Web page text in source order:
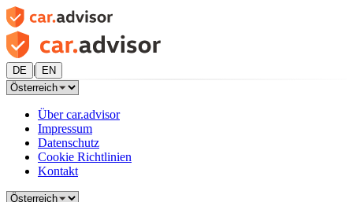
DE | EN
Über car.advisor
Impressum
Datenschutz
Cookie Richtlinien
Kontakt